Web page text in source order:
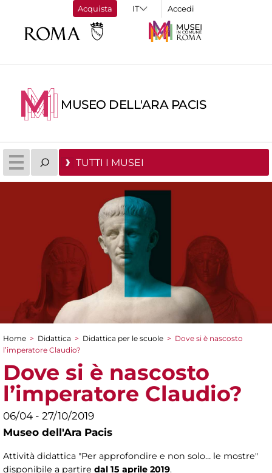
Acquista Accedi
MUSEO DELL'ARA PACIS
TUTTI I MUSEI
Tu sei qui
Home > Didattica > Didattica per le scuole > Dove si è nascosto
l’imperatore Claudio?
Dove si è nascosto
l’imperatore Claudio?
06/04 - 27/10/2019
Museo dell'Ara Pacis
Attività didattica "Per approfondire e non solo… le mostre"
disponibile a partire dal 15 aprile 2019.